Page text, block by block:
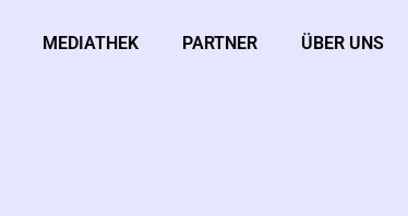
MEDIATHEK PARTNER ÜBER UNS